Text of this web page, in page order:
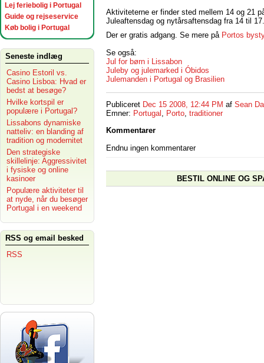
Lej feriebolig i Portugal
Guide og rejseservice
Køb bolig i Portugal
Seneste indlæg
Casino Estoril vs.
Casino Lisboa: Hvad er
bedst at besøge?
Hvilke kortspil er
populære i Portugal?
Lissabons dynamiske
natteliv: en blanding af
tradition og modernitet
Den strategiske
skillelinje: Aggressivitet
i fysiske og online
kasinoer
Populære aktiviteter til
at nyde, når du besøger
Portugal i en weekend
RSS og email besked
RSS
Aktiviteterne er finder sted mellem 14 og 21
Juleaftensdag og nytårsaftensdag fra 14 til 17.
Der er gratis adgang. Se mere på Portos
Se også:
Jul for børn i Lissabon
Juleby og julemarked i Óbidos
Julemanden i Portugal og Brasilien
Publiceret Dec 15 2008, 12:44 PM af Sean
Emner: Portugal , Porto, traditioner
Kommentarer
Endnu ingen kommentarer
BESTIL ONLINE OG